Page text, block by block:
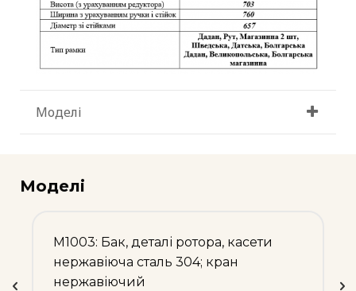
Моделі
Моделі
М1003: Бак, деталі ротора, касети
нержавіюча сталь 304; кран
нержавіючий